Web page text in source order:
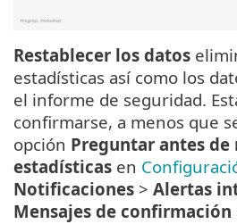
Restablecer los datos
estadísticas así como los
el informe de seguridad.
confirmarse, a menos que
opción Preguntar antes de
estadísticas en
Notificaciones > Alertas
Mensajes de confirmación